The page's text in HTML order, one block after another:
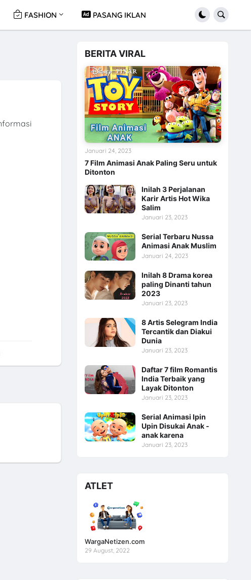
FASHION PASANG IKLAN
BERITA VIRAL
7 Film Animasi Anak Paling Seru untuk
Ditonton
Januari 24, 2023
Inilah 3 Perjalanan
Karir Artis Hot Wika
Salim
Januari 23, 2023
Serial Terbaru Nussa
Animasi Anak Muslim
Januari 24, 2023
Inilah 8 Drama korea
paling Dinanti tahun
2023
Januari 23, 2023
8 Artis Selegram India
Tercantik dan Diakui
Dunia
Januari 23, 2023
Daftar 7 film Romantis
India Terbaik yang
Layak Ditonton
Januari 23, 2023
Serial Animasi Ipin
Upin Disukai Anak -
anak karena
Januari 23, 2023
ATLET
WargaNetizen.com
29 August, 2022